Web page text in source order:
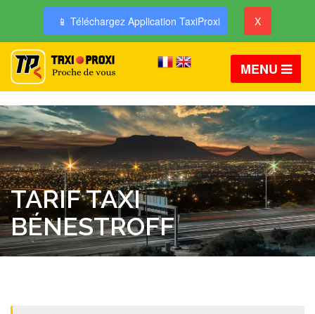
📱 Téléchargez Application TaxiProxi X
MENU
TARIF TAXI
BÉNESTROFF